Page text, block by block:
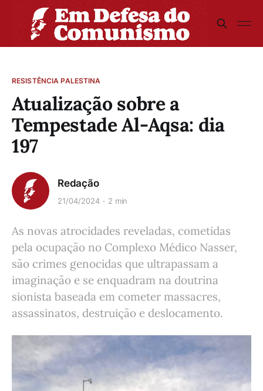
RESISTÊNCIA PALESTINA
Atualização sobre a
Tempestade Al-Aqsa: dia
197
Redação
21/04/2024 2 min
As novas atrocidades reveladas, cometidas
pela ocupação no Complexo Médico Nasser,
são crimes genocidas que ultrapassam a
imaginação e se enquadram na doutrina
sionista baseada em cometer massacres,
assassinatos, destruição e deslocamento.